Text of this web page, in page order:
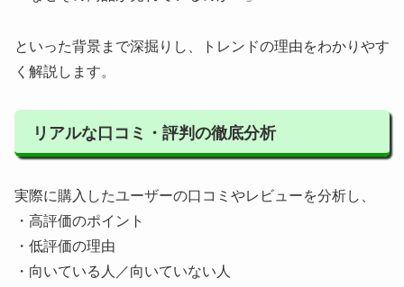
といった背景まで深掘りし、トレンドの理由をわかりやす
く解説します。
リアルな口コミ・評判の徹底分析
実際に購入したユーザーの口コミやレビューを分析し、
・高評価のポイント
・低評価の理由
・向いている人／向いていない人